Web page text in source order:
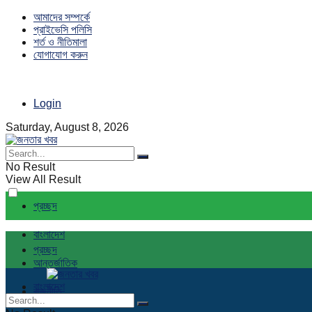
আমাদের সম্পর্কে
প্রাইভেসি পলিসি
শর্ত ও নীতিমালা
যোগাযোগ করুন
Login
Saturday, August 8, 2026
No Result
View All Result
প্রচ্ছদ
বাংলাদেশ
আন্তর্জাতিক
রাজনীতি
প্রচ্ছদ
বাংলাদেশ